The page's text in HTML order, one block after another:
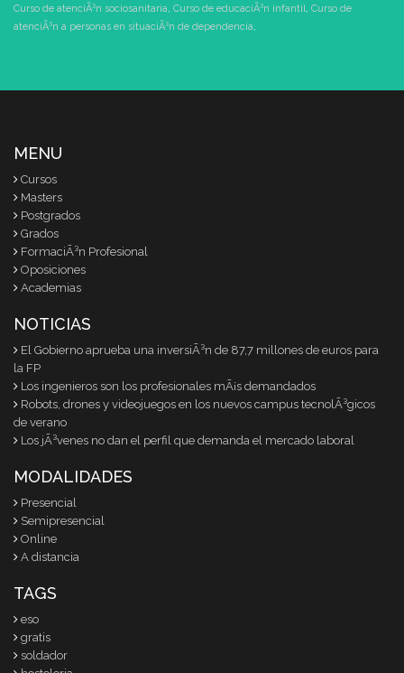
Curso de atenciÃ³n sociosanitaria, Curso de educaciÃ³n infantil, Curso de
atenciÃ³n a personas en situaciÃ³n de dependencia,
MENU
Cursos
Masters
Postgrados
Grados
FormaciÃ³n Profesional
Oposiciones
Academias
NOTICIAS
El Gobierno aprueba una inversiÃ³n de 87,7 millones de euros para
la FP
Los ingenieros son los profesionales mÃ¡s demandados
Robots, drones y videojuegos en los nuevos campus tecnolÃ³gicos
de verano
Los jÃ³venes no dan el perfil que demanda el mercado laboral
MODALIDADES
Presencial
Semipresencial
Online
A distancia
TAGS
eso
gratis
soldador